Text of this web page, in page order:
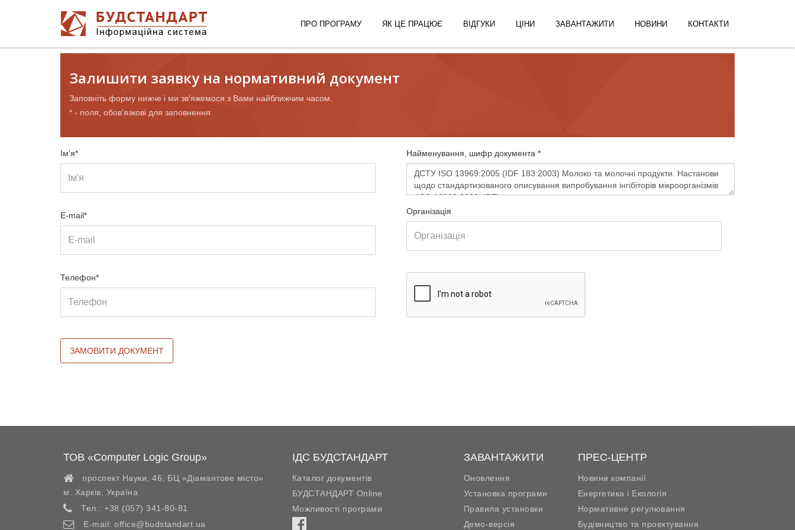
ПРО ПРОГРАМУ ЯК ЦЕ ПРАЦЮЄ ВІДГУКИ ЦІНИ ЗАВАНТАЖИТИ НОВИНИ КОНТАКТИ
Залишити заявку на нормативний документ
Заповніть форму нижче і ми зв'яжемося з Вами найближчим часом.
* - поля, обов'язкові для заповнення
Ім'я*
E-mail*
Телефон*
Найменування, шифр документа *
Організація
ТОВ «Computer Logic Group»
проспект Науки, 46, БЦ «Діамантове місто»
м. Харків
Україна
Тел.: +38 (057) 341-80-81
E-mail: office@budstandart.ua
ІДС БУДСТАНДАРТ
Каталог документів
БУДСТАНДАРТ Online
Можливості програми
ЗАВАНТАЖИТИ
Оновлення
Установка програми
Правила установки
Демо-версія
ПРЕС-ЦЕНТР
Новини компанії
Енергетика і Екологія
Нормативне регулювання
Будівництво та проектування